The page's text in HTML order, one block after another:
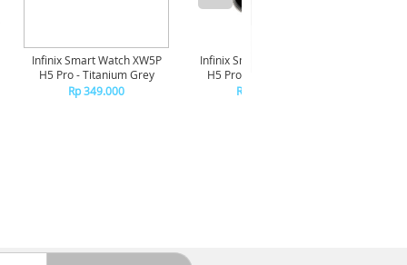
Infinix Smart Watch XW5P
H5 Pro - Titanium Grey
Rp 349.000
Infinix Smart Watch XW5P
H5 Pro - Chrome Silver
Rp 349.000